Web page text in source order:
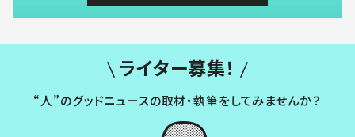
ライター募集！
“人”のグッドニュースの取材・執筆をしてみませんか？